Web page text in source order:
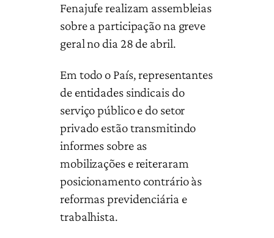
Fenajufe realizam assembleias
sobre a participação na greve
geral no dia 28 de abril.
Em todo o País, representantes
de entidades sindicais do
serviço público e do setor
privado estão transmitindo
informes sobre as
mobilizações e reiteraram
posicionamento contrário às
reformas previdenciária e
trabalhista.